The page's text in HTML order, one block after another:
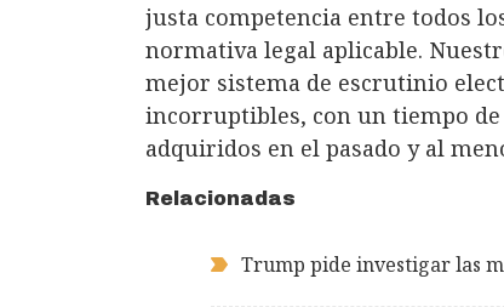
justa competencia entre todos
normativa legal aplicable.
mejor sistema de escrutinio
incorruptibles, con un tiempo
adquiridos en el pasado y al
Relacionadas
Trump pide investigar las